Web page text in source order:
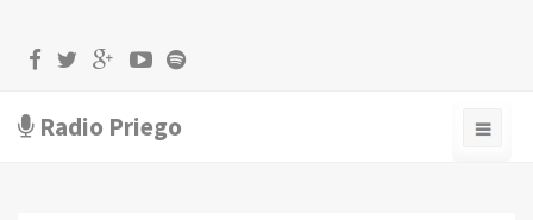
Radio Priego